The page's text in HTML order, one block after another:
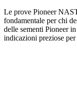
Le prove Pioneer
fondamentale per chi
delle sementi Pioneer
indicazioni preziose